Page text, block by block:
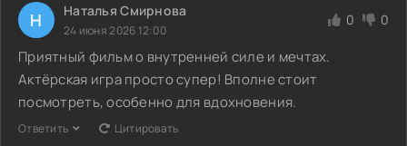
Н Наталья Смирнова
24 июня 2026 12:00
0 0
Приятный фильм о внутренней силе и мечтах.
Актёрская игра просто супер! Вполне стоит
посмотреть, особенно для вдохновения.
Ответить Цитировать